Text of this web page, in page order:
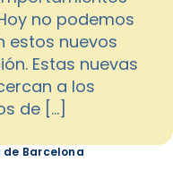
no podemos
estos nuevos
Estas nuevas
a los
de […]
de Barcelona